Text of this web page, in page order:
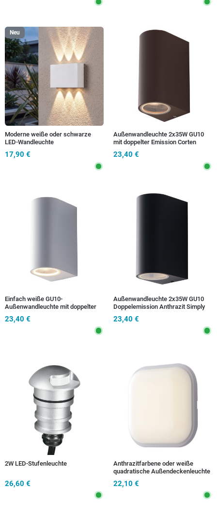
Neu
Moderne weiße oder schwarze
LED-Wandleuchte
17,90 €
Außenwandleuchte 2x35W GU10
mit doppelter Emission Corten
Simply
23,40 €
Einfach weiße GU10-
Außenwandleuchte mit doppelter
23,40 €
Außenwandleuchte 2x35W GU10
Doppelemission Anthrazit Simply
23,40 €
2W LED-Stufenleuchte
26,60 €
Anthrazitfarbene oder weiße
quadratische Außendeckenleuchte
22,10 €